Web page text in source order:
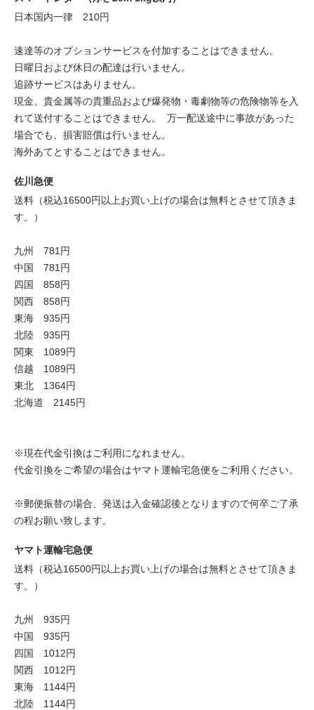
日本国内一律 210円
速達等のオプションサービスを付加することはできません。
日曜日および休日の配達は行いません。
追跡サービスはありません。
現金、貴金属等の貴重品および爆発物・毒劇物等の危険物等を入
れて送付することはできません。 万一配送途中に事故があった
場合でも、損害賠償は行いません。
海外あてとすることはできません。
佐川急便
送料（税込16500円以上お買い上げの場合は無料とさせて頂きま
す。）
九州 781円
中国 781円
四国 858円
関西 858円
東海 935円
北陸 935円
関東 1089円
信越 1089円
東北 1364円
北海道 2145円
※現在代金引換はご利用になれません。
代金引換をご希望の場合はヤマト運輸宅急便をご利用ください。
※郵便振替の場合、発送は入金確認後となりますので何卒ご了承
の程お願い致します。
ヤマト運輸宅急便
送料（税込16500円以上お買い上げの場合は無料とさせて頂きま
す。）
九州 935円
中国 935円
四国 1012円
関西 1012円
東海 1144円
北陸 1144円